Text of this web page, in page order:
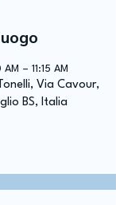
– 11:15 AM
Via Cavour,
BS, Italia